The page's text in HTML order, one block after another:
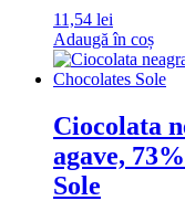
11,54 lei
Adaugă în coș
Ciocolata
agave,
Sole